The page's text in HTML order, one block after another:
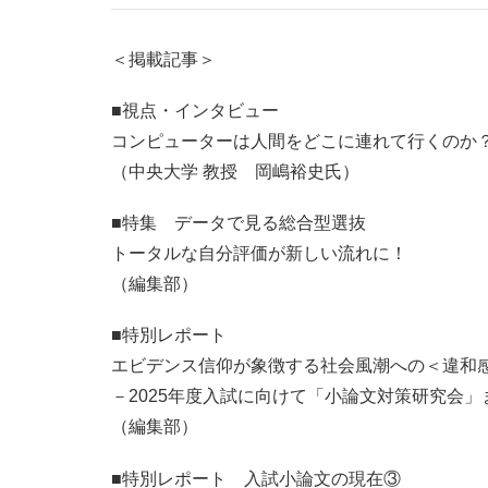
＜掲載記事＞
■視点・インタビュー
コンピューターは人間をどこに連れて行くのか
（中央大学 教授 岡嶋裕史氏）
■特集 データで見る総合型選抜
トータルな自分評価が新しい流れに！
（編集部）
■特別レポート
エビデンス信仰が象徴する社会風潮への＜違和
－2025年度入試に向けて「小論文対策研究会」
（編集部）
■特別レポート 入試小論文の現在③